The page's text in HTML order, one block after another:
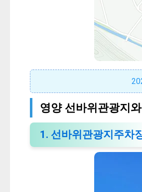
영양 선바위관광지
1. 선바위관광지주차